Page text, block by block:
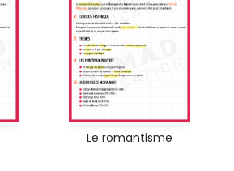
Le romantisme